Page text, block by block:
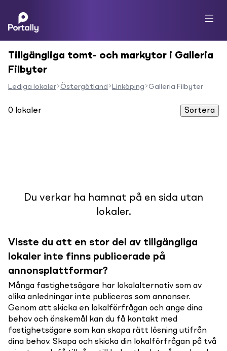
Tillgängliga tomt- och markytor i Galleria
Filbyter
Lediga lokaler Östergötland Linköping Galleria Filbyter
0 lokaler Sortera
Du verkar ha hamnat på en sida utan
lokaler.
Visste du att en stor del av tillgängliga
lokaler inte finns publicerade på
annonsplattformar?
Många fastighetsägare har lokalalternativ som av
olika anledningar inte publiceras som annonser.
Genom att skicka en lokalförfrågan och ange dina
behov och önskemål kan du få kontakt med
fastighetsägare som kan skapa rätt lösning utifrån
dina behov. Skapa och skicka din lokalförfrågan på två